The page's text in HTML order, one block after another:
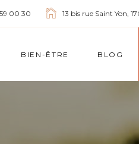
00 30 13 bis rue Saint Yon,
BIEN-ÊTRE BLOG